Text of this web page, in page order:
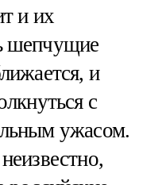
и их
шепчущие
и
с
ужасом.